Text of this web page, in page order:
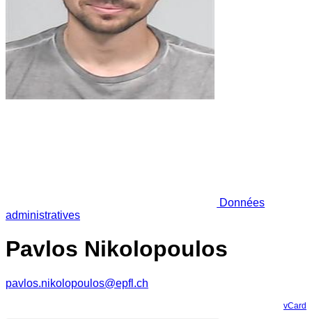
Données
administratives
Pavlos Nikolopoulos
pavlos.nikolopoulos@epfl.ch
vCard